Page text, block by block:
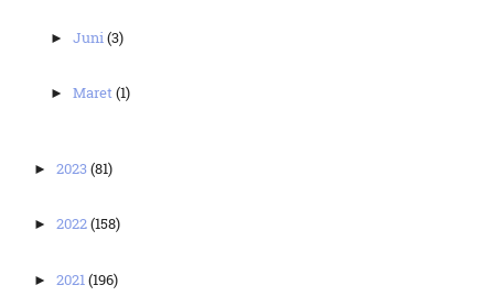
►Juni(3)
►Maret(1)
► 2023(81)
► 2022(158)
► 2021 (196)